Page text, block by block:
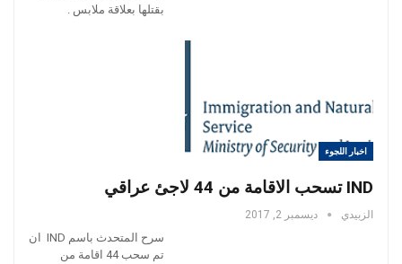
بقتلها بعلاقة ملابس .
اخبار اللجوء
IND تسحب الاقامة من 44 لاجئ عراقي
الزبيدي ديسمبر 2, 2017
سرح المتحدث باسم IND ان
تم سحب 44 اقامة من